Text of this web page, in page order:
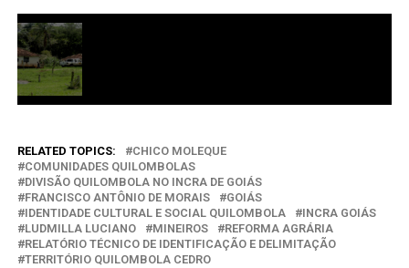
RELATED TOPICS:
CHICO MOLEQUE
COMUNIDADES QUILOMBOLAS
DIVISÃO QUILOMBOLA NO INCRA DE GOIÁS
FRANCISCO ANTÔNIO DE MORAIS
GOIÁS
IDENTIDADE CULTURAL E SOCIAL QUILOMBOLA
INCRA GOIÁS
LUDMILLA LUCIANO
MINEIROS
REFORMA AGRÁRIA
RELATÓRIO TÉCNICO DE IDENTIFICAÇÃO E DELIMITAÇÃO
TERRITÓRIO QUILOMBOLA CEDRO